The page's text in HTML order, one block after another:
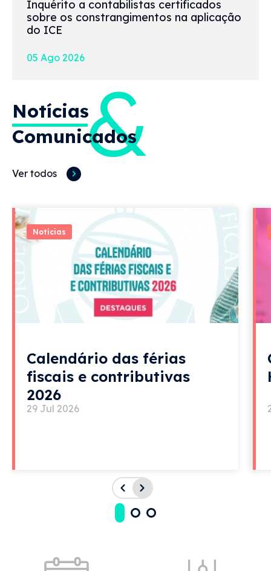
Inquérito a contabilistas certificados
sobre os constrangimentos na aplicação
do ICE
05 Ago 2026
Notícias&
Comunicados
Ver todos
Notícias
Calendário das férias
fiscais e contributivas
2026
29 Jul 2026